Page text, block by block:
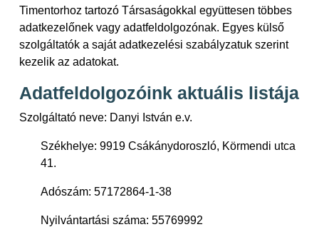
Timentorhoz tartozó Társaságokkal együttesen többes
adatkezelőnek vagy adatfeldolgozónak. Egyes külső
szolgáltatók a saját adatkezelési szabályzatuk szerint
kezelik az adatokat.
Adatfeldolgozóink aktuális listája
Szolgáltató neve: Danyi István e.v.
Székhelye: 9919 Csákánydoroszló, Körmendi utca
41.
Adószám: 57172864-1-38
Nyilvántartási száma: 55769992